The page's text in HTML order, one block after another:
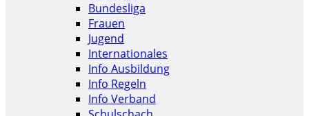
Bundesliga
Frauen
Jugend
Internationales
Info Ausbildung
Info Regeln
Info Verband